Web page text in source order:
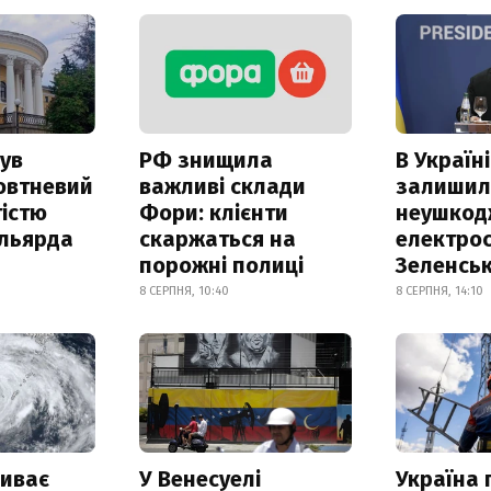
РФ знищила
важливі склади
Фори: клієнти
скаржаться на
порожні полиці
8 СЕРПНЯ, 10:40
В
8 СЕРПНЯ, 14:10
У Венесуелі